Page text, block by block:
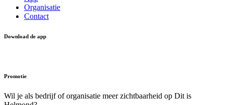
Organisatie
Contact
Download de app
Promotie
Wil je als bedrijf of organisatie meer zichtbaarheid op Dit is